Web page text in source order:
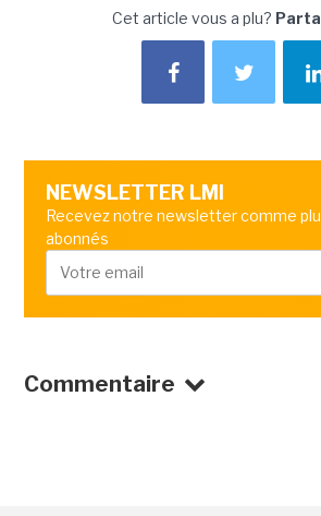
Cet article vous a plu?
NEWSLETTER LMI
Recevez notre newsletter comme
abonnés
Commentaire